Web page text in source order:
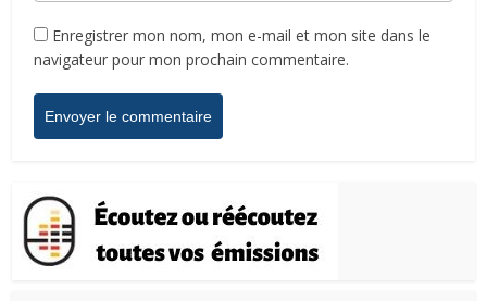
Enregistrer mon nom, mon e-mail et mon site dans le
navigateur pour mon prochain commentaire.